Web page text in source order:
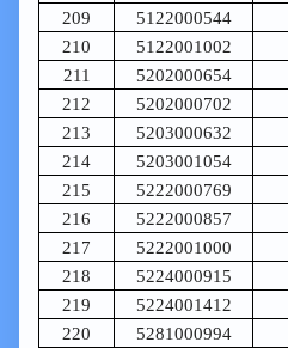
209
5122000544
210
5122001002
211
5202000654
212
5202000702
213
5203000632
214
5203001054
215
5222000769
216
5222000857
217
5222001000
218
5224000915
219
5224001412
220
5281000994